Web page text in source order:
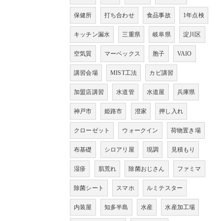
保健所 打ち合わせ 食品事故 1年点検
キッチン漏水 三重県 岐阜県 淀川区
空気質 マーベックス 胞子 VAIO
講習会場 MIST工法 カビ講習
加盟店講習 水道管 水道屋 兵庫県
神戸市 姫路市 澄家 押し入れ
クローゼット ウォークイン 荷物置き場
布基礎 シロアリ屋 現調 見積もり
湿疹 肌荒れ 除菌おじさん ファミマ
除菌シート スマホ ルミテスター
内装屋 知多半島 水産 水産加工場